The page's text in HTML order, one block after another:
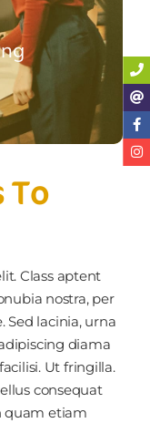
To
Class aptent
nostra, per
Sed lacinia, urna
diama
Ut fringilla.
consequat
quam etiam